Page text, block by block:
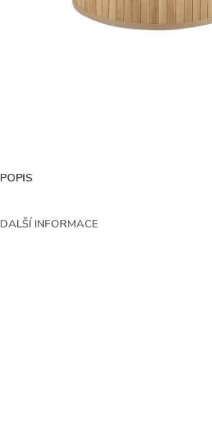
POPIS
DALŠÍ INFORMACE